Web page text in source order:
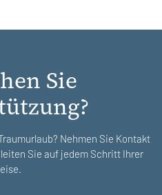
Sie
Nehmen Sie Kontakt
Sie auf jedem Schritt Ihrer